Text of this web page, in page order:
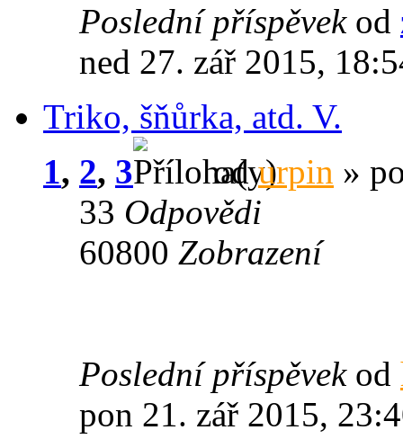
Poslední příspěvek od
ned 27. zář 2015,
Triko, šňůrka, atd. V.
1, 2, 3 odurpin »
33 Odpovědi
60800 Zobrazení
Poslední příspěvek od
pon 21. zář 2015,